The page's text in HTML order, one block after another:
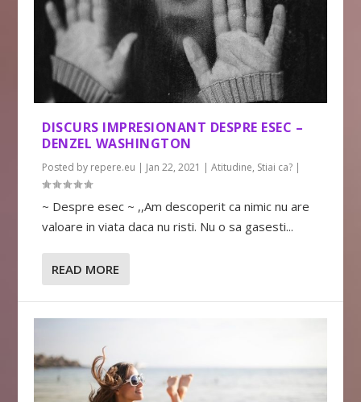
DISCURS IMPRESIONANT DESPRE ESEC –
DENZEL WASHINGTON
Posted by repere.eu | Jan 22, 2021 |Atitudine, Stiai ca? |
~ Despre esec ~ ,,Am descoperit ca nimic nu are
valoare in viata daca nu risti. Nu o sa gasesti...
READ MORE